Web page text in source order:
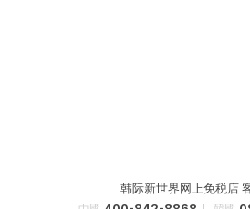
韩际新世界网上免税店